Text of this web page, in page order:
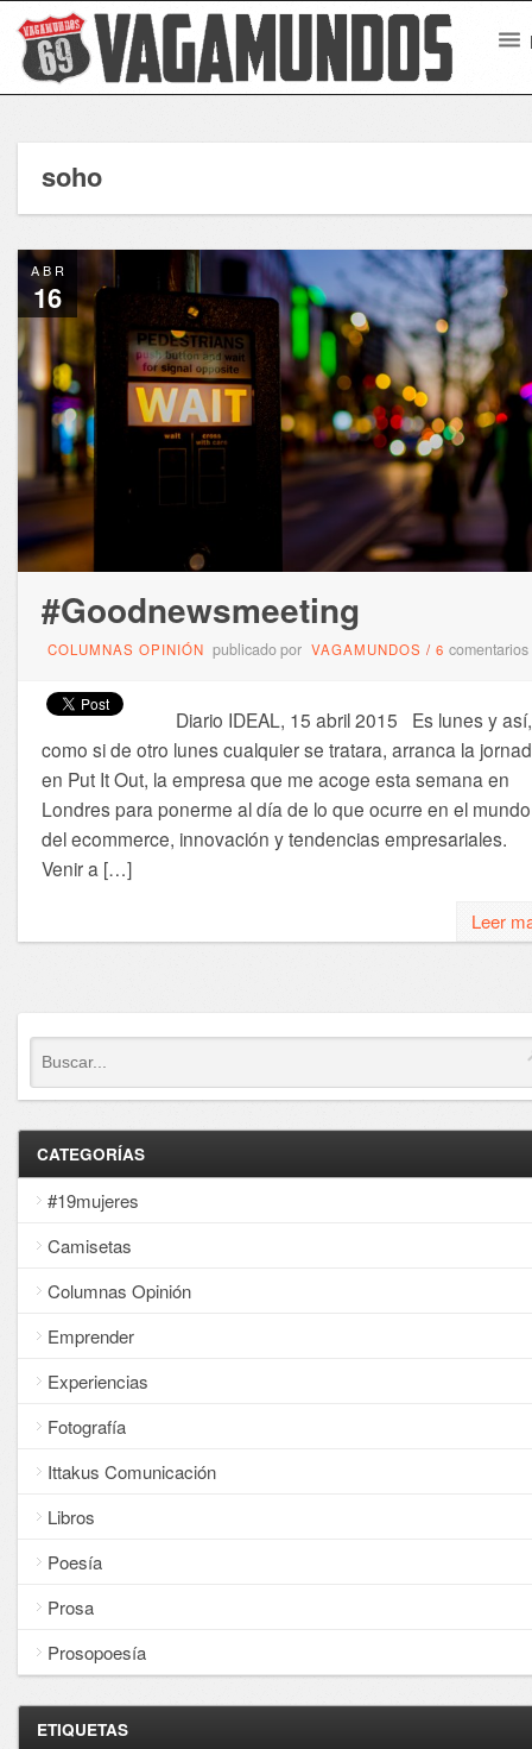
soho
ABR
16
#Goodnewsmeeting
COLUMNAS OPINIÓN publicado por VAGAMUNDOS / 6 comentarios
Diario IDEAL, 15 abril 2015 Es lunes y así,
como si de otro lunes cualquier se tratara, arranca la
en Put It Out, la empresa que me acoge esta semana en
Londres para ponerme al día de lo que ocurre en el mundo
del ecommerce, innovación y tendencias empresariales.
Venir a […]
Leer
CATEGORÍAS
#19mujeres
Camisetas
Columnas Opinión
Emprender
Experiencias
Fotografía
Ittakus Comunicación
Libros
Poesía
Prosa
Prosopoesía
ETIQUETAS